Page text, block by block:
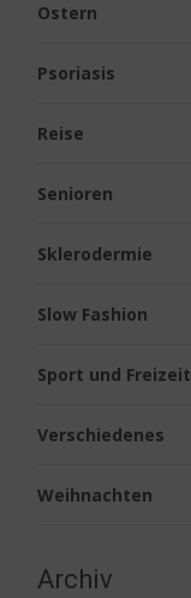
Ostern
Psoriasis
Reise
Senioren
Sklerodermie
Slow Fashion
Sport und Freizeit
Verschiedenes
Weihnachten
Archiv